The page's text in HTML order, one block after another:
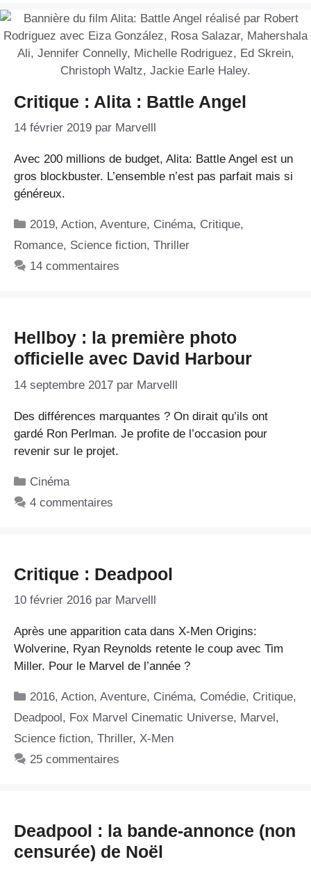
Critique : Alita : Battle Angel
14 février 2019 par Marvelll
Avec 200 millions de budget, Alita: Battle Angel est un
gros blockbuster. L’ensemble n’est pas parfait mais si
généreux.
Catégories
2019,Action,Aventure, Cinéma, Critique,
Romance, Science fiction, Thriller
14 commentaires
Hellboy : la première photo
officielle avec David Harbour
14 septembre 2017 par Marvelll
Des différences marquantes ? On dirait qu’ils ont
gardé Ron Perlman. Je profite de l’occasion pour
revenir sur le projet.
Catégories
Cinéma
4 commentaires
Critique : Deadpool
10 février 2016 par Marvelll
Après une apparition cata dans X-Men Origins:
Wolverine, Ryan Reynolds retente le coup avec Tim
Miller. Pour le Marvel de l’année ?
Catégories
2016,Action,Aventure, Cinéma, Comédie, Critique,
Deadpool, Fox Marvel Cinematic Universe, Marvel,
Science fiction, Thriller, X-Men
25 commentaires
Deadpool : la bande-annonce (non
censurée) de Noël